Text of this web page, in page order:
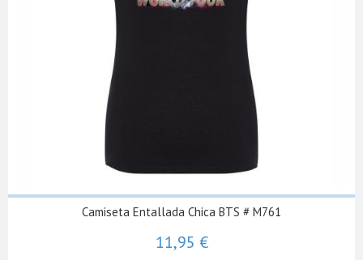
Camiseta Entallada Chica BTS # M761
11,95 €